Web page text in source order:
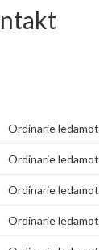
Ordinarie ledamot
Ordinarie ledamot
Ordinarie ledamot
Ordinarie ledamot